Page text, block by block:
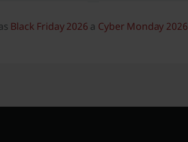
Black Friday 2026 a Cyber Monday 2026